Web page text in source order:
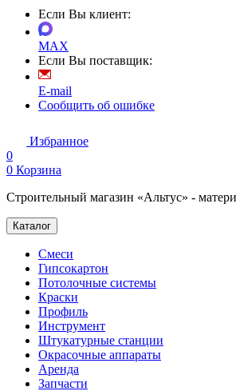
Если Вы клиент:
MAX
Если Вы поставщик:
E-mail
Сообщить об ошибке
Избранное
0
0 Корзина
Строительный магазин «Альтус» -
Каталог
Смеси
Гипсокартон
Потолочные системы
Краски
Профиль
Инструмент
Штукатурные станции
Окрасочные аппараты
Аренда
Запчасти